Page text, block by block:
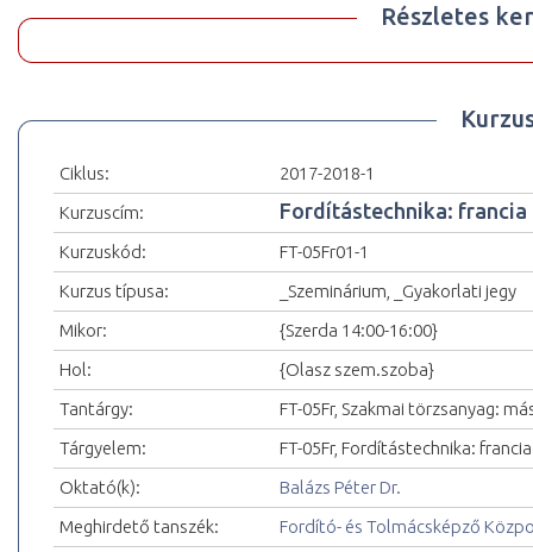
Részletes
Ciklus:
2017-2018-1
Kurzuscím:
Fordítástechnika: francia
Kurzuskód:
FT-05Fr01-1
Kurzus típusa:
_Szeminárium, _Gyakorlati jegy
Mikor:
{Szerda 14:00-16:00}
Hol:
{Olasz szem.szoba}
Tantárgy:
FT-05Fr, Szakmai törzsanyag:
Tárgyelem:
FT-05Fr, Fordítástechnika:
Oktató(k):
Balázs Péter Dr.
Meghirdető tanszék:
Fordító- és Tolmácsképző